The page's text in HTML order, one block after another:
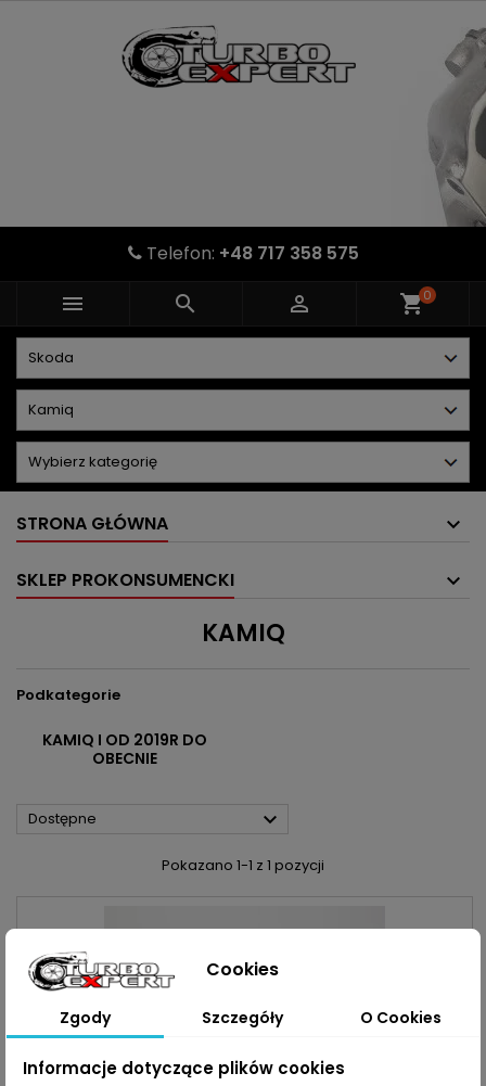
Telefon: +48 717 358 575
   shopping_cart0
STRONA GŁÓWNA
SKLEP PROKONSUMENCKI
KAMIQ
Podkategorie
KAMIQ I OD 2019R DO
OBECNIE
Dostępne 
Pokazano 1-1 z 1 pozycji
Cookies
Zgody Szczegóły O Cookies
Informacje dotyczące plików cookies